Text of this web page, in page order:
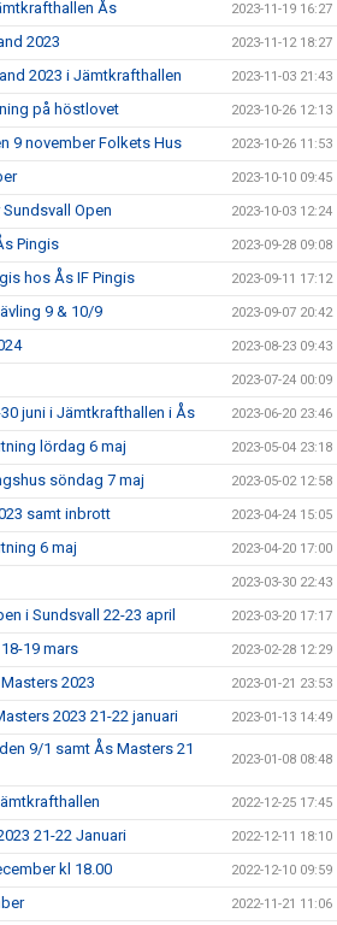
Ås 2023-11-19 16:27
2023 2023-11-12 18:27
2023 i Jämtkrafthallen 2023-11-03 21:43
på höstlovet 2023-10-26 12:13
9 november Folkets Hus 2023-10-26 11:53
2023-10-10 09:45
Open 2023-10-03 12:24
Pingis 2023-09-28 09:08
hos Ås IF Pingis 2023-09-11 17:12
9 & 10/9 2023-09-07 20:42
2023-08-23 09:43
2023-07-24 00:09
juni i Jämtkrafthallen i Ås 2023-06-20 23:46
lördag 6 maj 2023-05-04 23:18
söndag 7 maj 2023-05-02 12:58
samt inbrott 2023-04-24 15:05
6 maj 2023-04-20 17:00
2023-03-30 22:43
i Sundsvall 22-23 april 2023-03-20 17:17
19 mars 2023-02-28 12:29
2023 2023-01-21 23:53
2023 21-22 januari 2023-01-13 14:49
9/1 samt Ås Masters 21
2023-01-08 08:48
2022-12-25 17:45
21-22 Januari 2022-12-11 18:10
kl 18.00 2022-12-10 09:59
2022-11-21 11:06